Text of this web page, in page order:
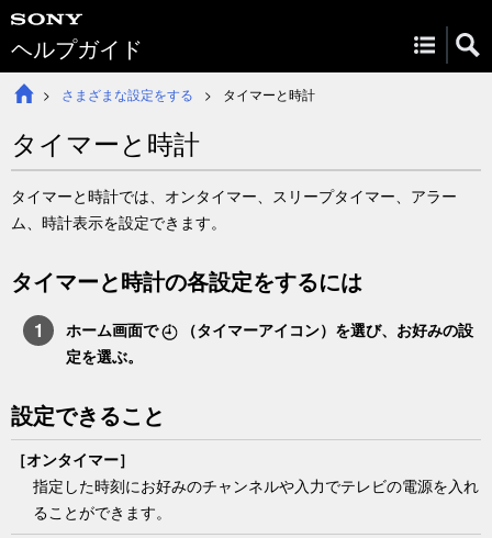
ヘルプガイド
さまざまな設定をする タイマーと時計
タイマーと時計
タイマーと時計では、 オンタイマー、 スリープタイマー、 アラー
ム、 時計表示を設定できます。
タイマーと時計の各設定をするには
ホーム画面で （タイマーアイコン）を選び、お好みの設
定を選ぶ。
設定できること
［オンタイマー］
指定した時刻にお好みのチャンネルや入力でテレビの電源を入れ
ることができます。